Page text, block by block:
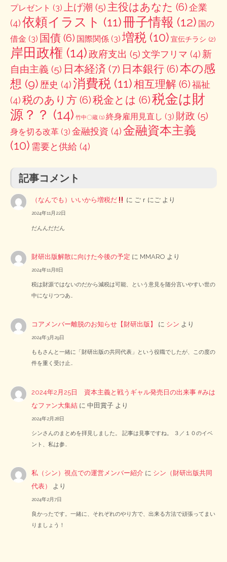
プレゼント (3) 上げ潮 (5) 主役はあなた (6)企業
(4)依頼イラスト (11)冊子情報 (12) 国の
借金 (3) 国債 (6) 国際関係 (3) 増税 (10) 宣伝チラシ (2)
岸田政権 (14)政府支出 (5)文学フリマ (4) 新
自由主義 (5) 日本経済 (7) 日本銀行 (6)本の感
想 (9) 歴史 (4)消費税 (11)相互理解 (6)福祉
(4)税のあり方 (6)税金とは (6)税金は財
源？？ (14) 竹中〇蔵 (1) 終身雇用見直し (3) 財政 (5)
身を切る改革 (3) 金融投資 (4)金融資本主義
(10) 需要と供給 (4)
記事コメント
（なんでも）いいから増税だ に ごｒにご より
2024年11月22日
だんんだだん
財研出版解散に向けた今後の予定 に MMARO より
2024年11月8日
税は財源ではないのだから減税は可能、という意見を随分言いやすい世の
中になりつつあ…
コアメンバー離脱のお知らせ【財研出版】 に シン より
2024年3月29日
ももさんと一緒に「財研出版の共同代表」という役職でしたが、この度の
件を重く受け止…
2024年2月25日 資本主義と戦うギャル発売日の出来事 #みは
なファン大集結 に中田賞子 より
2024年2月28日
シンさんのまとめを拝見しました。 記事は見事ですね。 ３／１０のイベ
ント、私は参…
私（シン）視点での運営メンバー紹介 に シン（財研出版共同
代表）
より
2024年2月7日
良かったです。一緒に、それぞれのやり方で、出来る方法で頑張ってまい
りましょう！